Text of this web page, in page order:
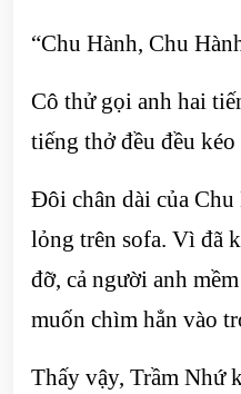
“Chu Hành, Chu
Cô thử gọi anh hai
tiếng thở đều đều kéo
Đôi chân dài của Chu
lỏng trên sofa. Vì đã
đỡ, cả người anh
muốn chìm hẳn vào
Thấy vậy, Trầm Nhứ